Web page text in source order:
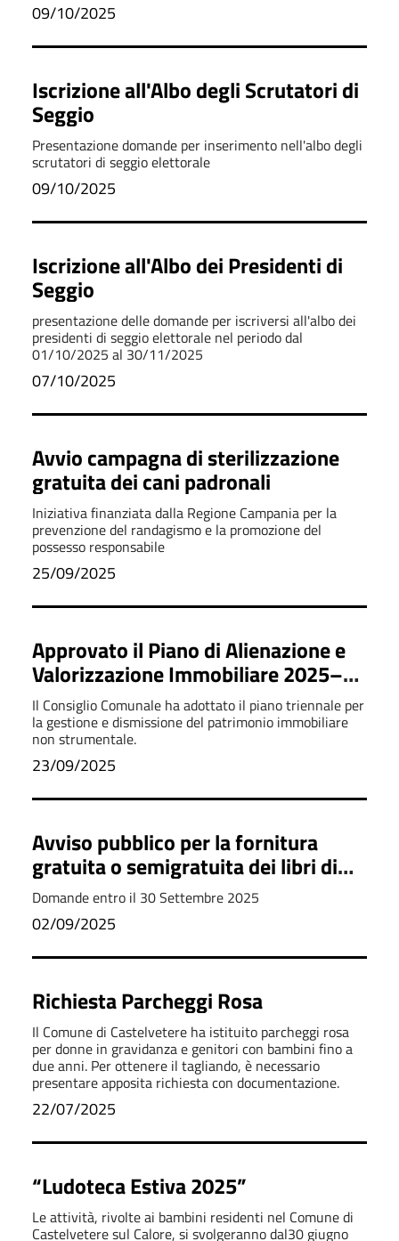
09/10/2025
Iscrizione all'Albo degli Scrutatori di
Seggio
Presentazione domande per inserimento nell'albo degli
scrutatori di seggio elettorale
09/10/2025
Iscrizione all'Albo dei Presidenti di
Seggio
presentazione delle domande per iscriversi all'albo dei
presidenti di seggio elettorale nel periodo dal
01/10/2025 al 30/11/2025
07/10/2025
Avvio campagna di sterilizzazione
gratuita dei cani padronali
Iniziativa finanziata dalla Regione Campania per la
prevenzione del randagismo e la promozione del
possesso responsabile
25/09/2025
Approvato il Piano di Alienazione e
Valorizzazione Immobiliare 2025–
2027
Il Consiglio Comunale ha adottato il piano triennale per
la gestione e dismissione del patrimonio immobiliare
non strumentale.
23/09/2025
Avviso pubblico per la fornitura
gratuita o semigratuita dei libri di
testo A.S. 2025/2026
Domande entro il 30 Settembre 2025
02/09/2025
Richiesta Parcheggi Rosa
Il Comune di Castelvetere ha istituito parcheggi rosa
per donne in gravidanza e genitori con bambini fino a
due anni. Per ottenere il tagliando, è necessario
presentare apposita richiesta con documentazione.
22/07/2025
“Ludoteca Estiva 2025”
Le attività, rivolte ai bambini residenti nel Comune di
Castelvetere sul Calore, si svolgeranno dal30 giugno